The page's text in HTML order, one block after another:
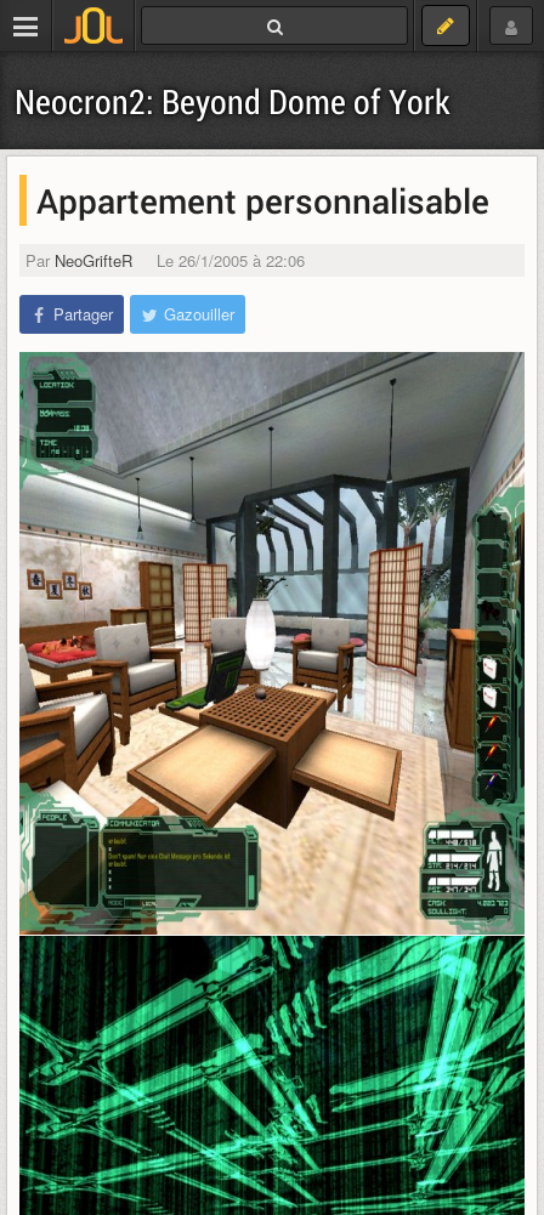
Neocron2: Beyond Dome of York
Appartement personnalisable
Par NeoGrifteR Le 26/1/2005 à 22:06
Partager Gazouiller